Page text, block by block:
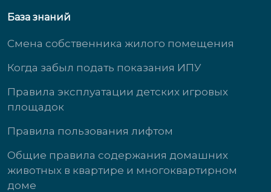
База знаний
Смена собственника жилого помещения
Когда забыл подать показания ИПУ
Правила эксплуатации детских игровых
площадок
Правила пользования лифтом
Общие правила содержания домашних
животных в квартире и многоквартирном
доме